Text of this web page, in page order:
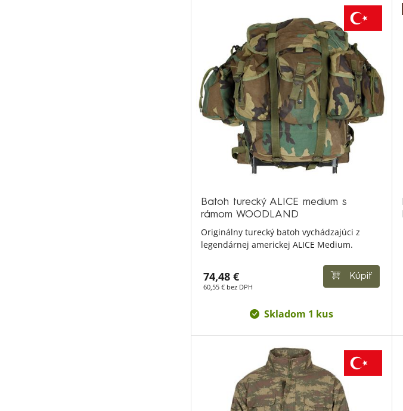
Batoh turecký ALICE medium s
rámom WOODLAND
Originálny turecký batoh vychádzajúci z
legendárnej americkej ALICE Medium.
74,48 €
60,55 € bez DPH
Kúpiť
Skladom 1 kus